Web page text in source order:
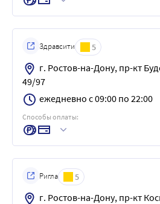
Здравсити 5
г. Ростов-на-Дону, пр-кт
49/97
ежедневно с 09:00 по 22:00
Способы оплаты:
Ригла 5
г. Ростов-на-Дону, пр-кт